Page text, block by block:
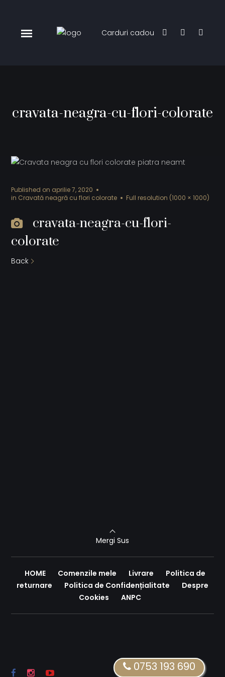
Carduri cadou
cravata-neagra-cu-flori-colorate
Published on aprilie 7, 2020
in Cravată neagră cu flori colorate Full resolution (1000 × 1000)
cravata-neagra-cu-flori-
colorate
Back
Mergi Sus
HOME Comenzile mele Livrare
Politica de
returnare
Politica de Confidențialitate
Despre
Cookies
ANPC
0753 193 690